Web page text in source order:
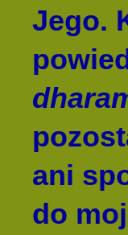
Jego.
ani
do